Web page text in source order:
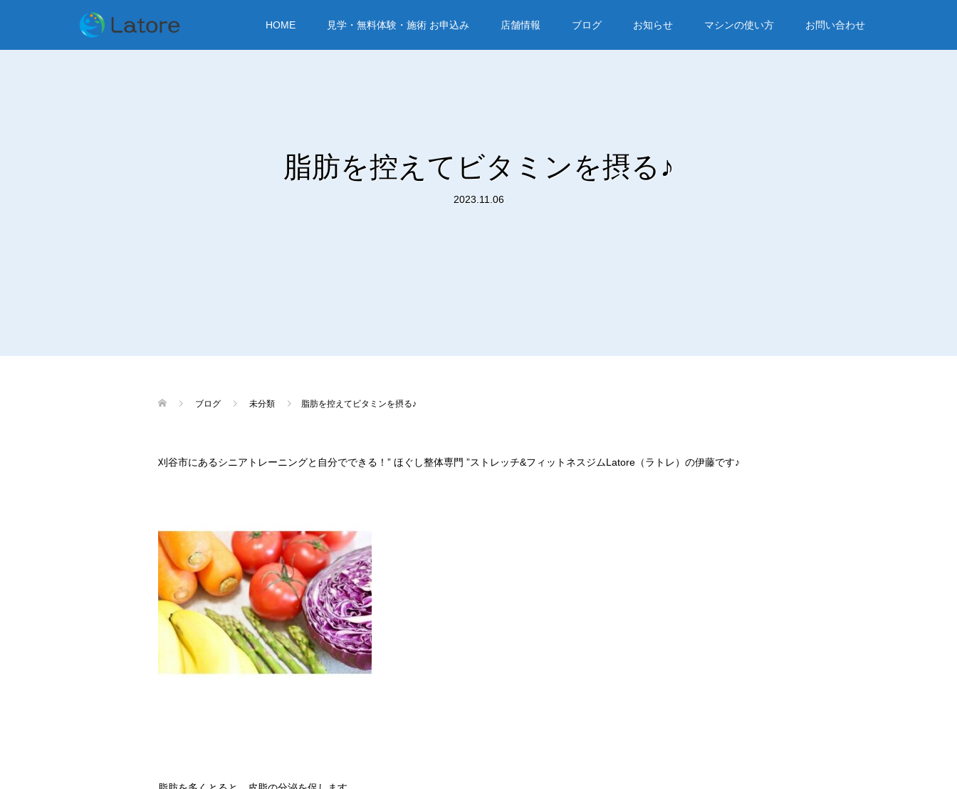
HOME 見学・無料体験・施術 お申込み 店舗情報 ブログ お知らせ マシンの使い方 お問い合わせ
脂肪を控えてビタミンを摂る♪
2023.11.06
ブログ 未分類 脂肪を控えてビタミンを摂る♪
刈谷市にあるシニアトレーニングと自分でできる！ ” ほぐし整体専門 ”ストレッチ&フィットネスジムLatore （ラトレ）の伊藤です♪